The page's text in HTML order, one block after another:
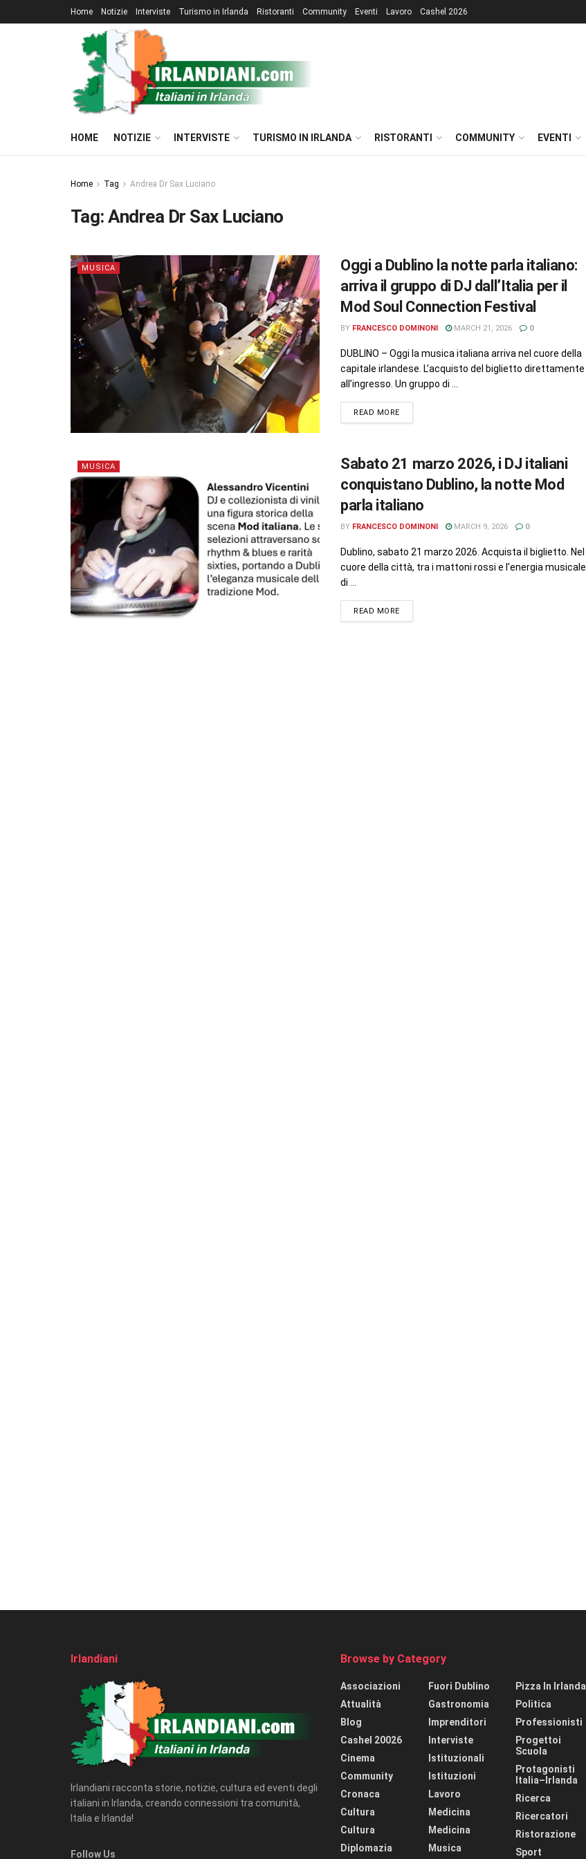
Home Notizie Interviste Turismo in Irlanda Ristoranti Community Eventi Lavoro Cashel 2026
HOME NOTIZIE INTERVISTE TURISMO IN IRLANDA RISTORANTI COMMUNITY EVENTI
Home Tag Andrea Dr Sax Luciano
Tag:Andrea Dr Sax Luciano
MUSICA
Oggi a Dublino la notte parla italiano:
arriva il gruppo di DJ dall’Italia per il
Mod Soul Connection Festival
BY FRANCESCO DOMINONI MARCH 21, 2026 0
DUBLINO – Oggi la musica italiana arriva nel cuore della
capitale irlandese. L’acquisto del biglietto direttamente
all’ingresso. Un gruppo di ...
READ MORE
MUSICA
Sabato 21 marzo 2026, i DJ italiani
conquistano Dublino, la notte Mod
parla italiano
BY FRANCESCO DOMINONI MARCH 9, 2026 0
Dublino, sabato 21 marzo 2026. Acquista il biglietto. Nel
cuore della città, tra i mattoni rossi e l’energia musicale
di ...
READ MORE
Irlandiani
Irlandiani racconta storie, notizie, cultura ed eventi degli
italiani in Irlanda, creando connessioni tra comunità,
Italia e Irlanda!
Follow Us
Browse by Category
Associazioni
Attualità
Blog
Cashel 20026
Cinema
Community
Cronaca
Cultura
Cultura
Diplomazia
Fuori Dublino
Gastronomia
Imprenditori
Interviste
Istituzionali
Istituzioni
Lavoro
Medicina
Medicina
Musica
Pizza In Irlanda
Politica
Professionisti
Progettoi
Scuola
Protagonisti
Italia–Irlanda
Ricerca
Ricercatori
Ristorazione
Sport